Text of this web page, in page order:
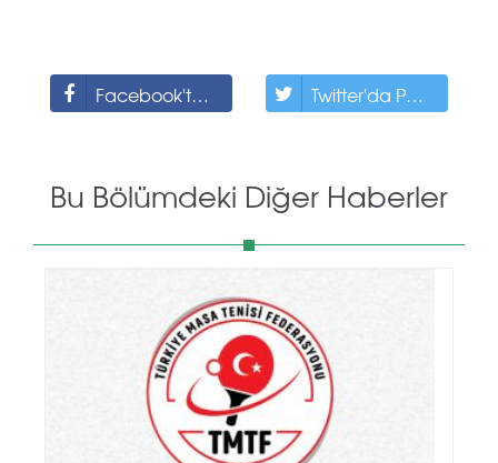
Facebook'ta Paylaş Twitter'da Paylaş
Bu Bölümdeki Diğer Haberler